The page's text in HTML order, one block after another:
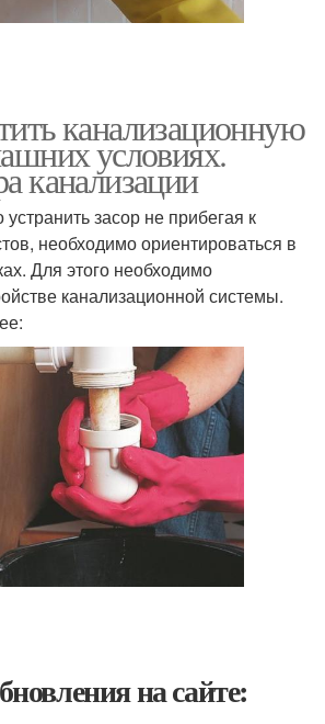
канализационную
условиях.
канализации
засор не прибегая к
необходимо ориентироваться в
Для этого необходимо
канализационной системы.
на сайте: